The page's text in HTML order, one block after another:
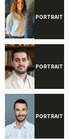
PORTRAIT
PORTRAIT
PORTRAIT